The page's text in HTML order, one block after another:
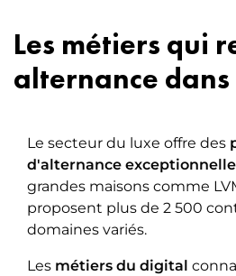
Les métiers qui
alternance
Le secteur du luxe offre des
d'alternance
grandes maisons comme
proposent plus de 2 500
domaines variés.
Les métiers du digital